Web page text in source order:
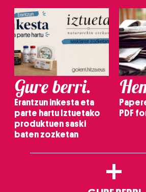
Gure berri.
Erantzun inkesta eta
parte hartu Iztuetako
produktuen saski
baten zozketan
PDF
+